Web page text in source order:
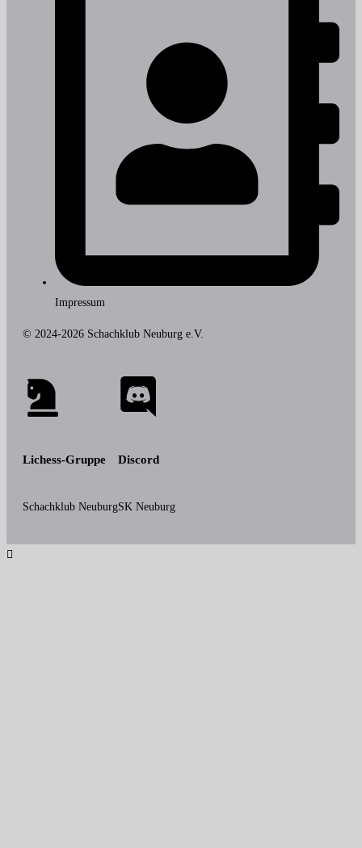
Impressum
© 2024-2026 Schachklub Neuburg e.V.
Lichess-Gruppe
Schachklub Neuburg
Discord
SK Neuburg